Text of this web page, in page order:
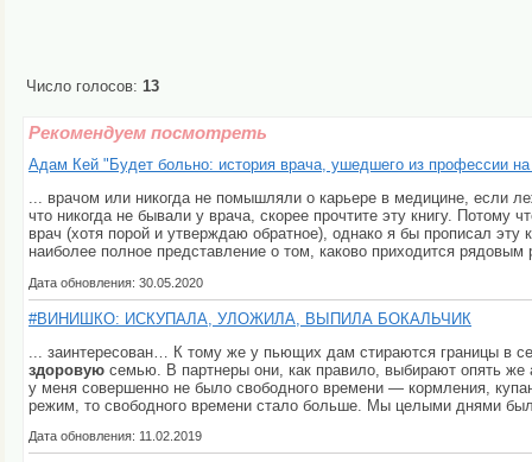
Число голосов: 13
Рекомендуем посмотреть
Адам Кей "Будет больно: история врача, ушедшего из профессии на
... врачом или никогда не помышляли о карьере в медицине, если
что никогда не бывали у врача, скорее прочтите эту книгу.
врач (хотя порой и утверждаю обратное), однако я бы прописал
наиболее полное представление о том, каково приходится
Дата обновления: 30.05.2020
#ВИНИШКО: ИСКУПАЛА, УЛОЖИЛА, ВЫПИЛА БОКАЛЬЧИК
... заинтересован… К тому же у пьющих дам стираются границы в
здоровую семью. В партнеры они, как правило, выбирают опять
у меня совершенно не было свободного времени — кормления,
режим, то свободного времени стало больше. Мы целыми днями
Дата обновления: 11.02.2019